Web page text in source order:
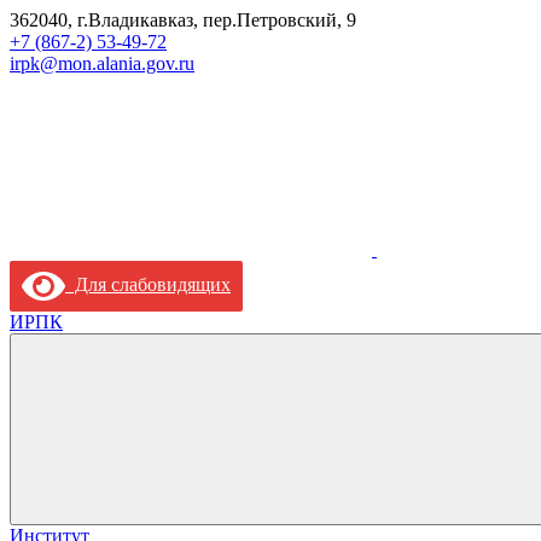
362040, г.Владикавказ, пер.Петровский, 9
+7 (867-2) 53-49-72
irpk@mon.alania.gov.ru
Для слабовидящих
ИРПК
Институт